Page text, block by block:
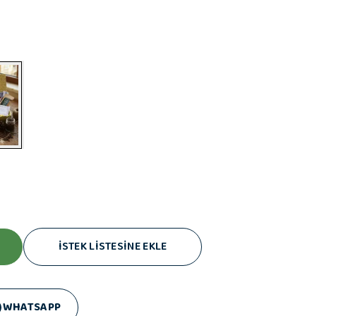
İSTEK LİSTESİNE EKLE
WHATSAPP